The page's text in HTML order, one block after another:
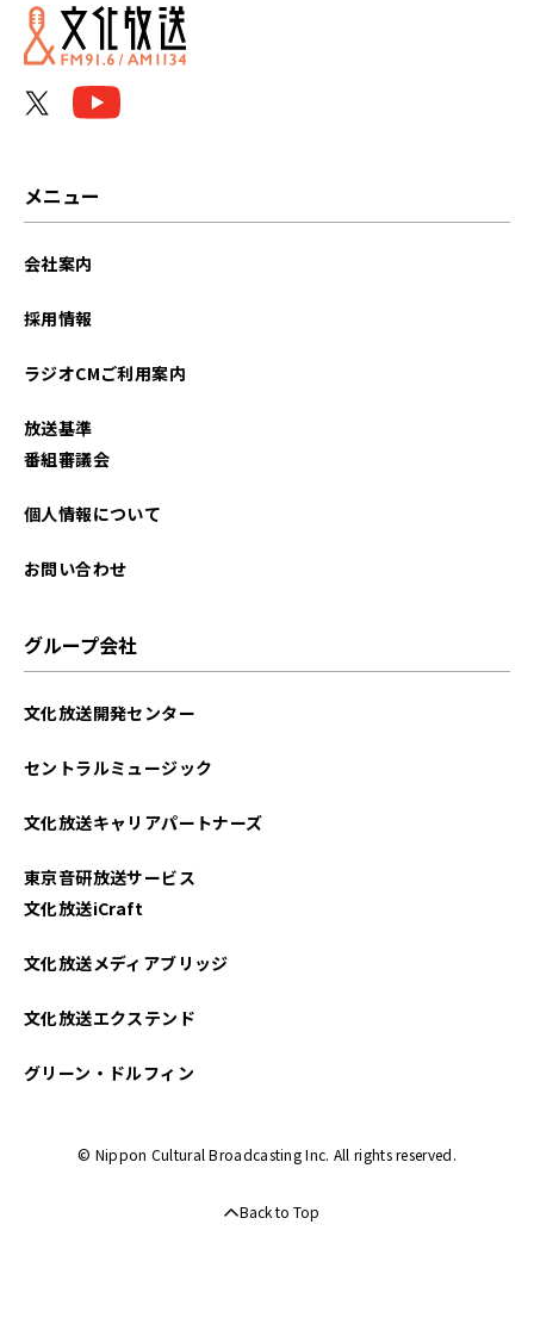
メニュー
会社案内
採用情報
ラジオCMご利用案内
放送基準
番組審議会
個人情報について
お問い合わせ
グループ会社
文化放送開発センター
セントラルミュージック
文化放送キャリアパートナーズ
東京音研放送サービス
文化放送iCraft
文化放送メディアブリッジ
文化放送エクステンド
グリーン・ドルフィン
© Nippon Cultural Broadcasting Inc. All rights reserved.
Back to Top